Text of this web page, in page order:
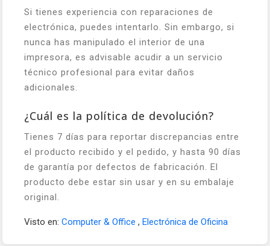
Si tienes experiencia con reparaciones de
electrónica, puedes intentarlo. Sin embargo, si
nunca has manipulado el interior de una
impresora, es advisable acudir a un servicio
técnico profesional para evitar daños
adicionales.
¿Cuál es la política de devolución?
Tienes 7 días para reportar discrepancias entre
el producto recibido y el pedido, y hasta 90 días
de garantía por defectos de fabricación. El
producto debe estar sin usar y en su embalaje
original.
Visto en: Computer & Office , Electrónica de Oficina